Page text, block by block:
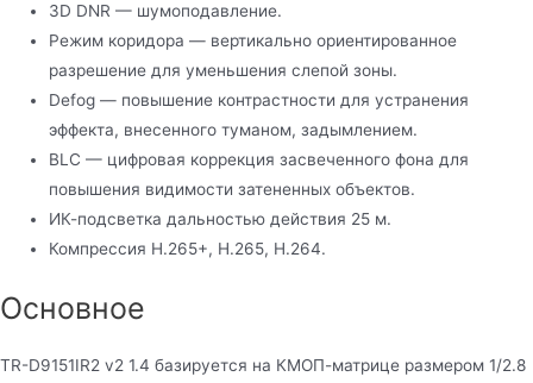
3D DNR — шумоподавление.
Режим коридора — вертикально ориентированное
разрешение для уменьшения слепой зоны.
Defog — повышение контрастности для устранения
эффекта, внесенного туманом, задымлением.
BLC — цифровая коррекция засвеченного фона для
повышения видимости затененных объектов.
ИК-подсветка дальностью действия 25 м.
Компрессия H.265+, H.265, H.264.
Основное
TR-D9151IR2 v2 1.4 базируется на КМОП-матрице размером 1/2.8